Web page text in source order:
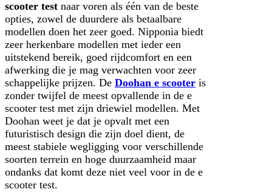
scooter test naar voren als één van de beste
opties, zowel de duurdere als betaalbare
modellen doen het zeer goed. Nipponia biedt
zeer herkenbare modellen met ieder een
uitstekend bereik, goed rijdcomfort en een
afwerking die je mag verwachten voor zeer
schappelijke prijzen. De Doohan e scooter is
zonder twijfel de meest opvallende in de e
scooter test met zijn driewiel modellen. Met
Doohan weet je dat je opvalt met een
futuristisch design die zijn doel dient, de
meest stabiele wegligging voor verschillende
soorten terrein en hoge duurzaamheid maar
ondanks dat komt deze niet veel voor in de e
scooter test.